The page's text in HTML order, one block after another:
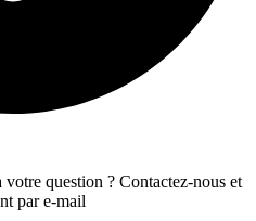
question ? Contactez-nous et
par e-mail